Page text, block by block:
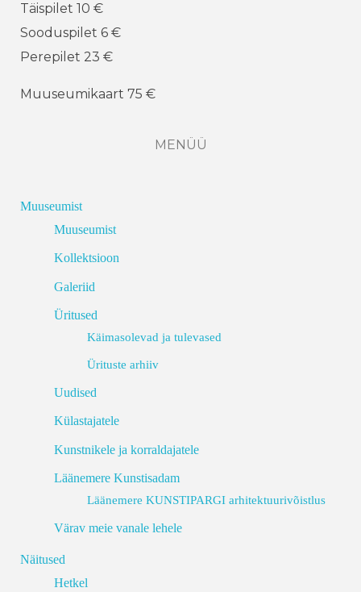
Täispilet 10 €
Sooduspilet 6 €
Perepilet 23 €
Muuseumikaart 75 €
MENÜÜ
Muuseumist
Muuseumist
Kollektsioon
Galeriid
Üritused
Käimasolevad ja tulevased
Ürituste arhiiv
Uudised
Külastajatele
Kunstnikele ja korraldajatele
Läänemere Kunstisadam
Läänemere KUNSTIPARGI arhitektuurivõistlus
Värav meie vanale lehele
Näitused
Hetkel